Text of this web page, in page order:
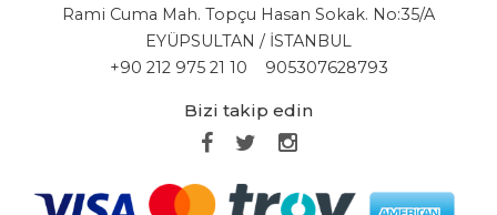
Rami Cuma Mah. Topçu Hasan Sokak. No:35/A
EYÜPSULTAN / İSTANBUL
+90 212 975 21 10
905307628793
Bizi takip edin